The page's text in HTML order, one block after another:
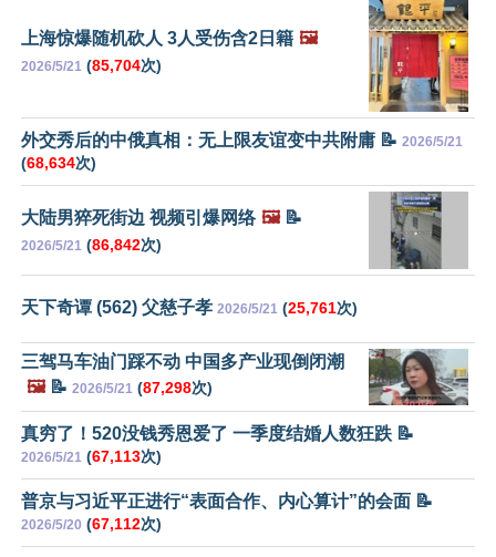
上海惊爆随机砍人 3人受伤含2日籍 🖼️
2026/5/21 (85,704次)
外交秀后的中俄真相：无上限友谊变中共附庸 📝 2026/5/21
(68,634次)
大陆男猝死街边 视频引爆网络 🖼️📝
2026/5/21 (86,842次)
天下奇谭 (562) 父慈子孝 2026/5/21 (25,761次)
三驾马车油门踩不动 中国多产业现倒闭潮
🖼️📝 2026/5/21 (87,298次)
真穷了！520没钱秀恩爱了 一季度结婚人数狂跌 📝
2026/5/21 (67,113次)
普京与习近平正进行“表面合作、内心算计”的会面 📝
2026/5/20 (67,112次)